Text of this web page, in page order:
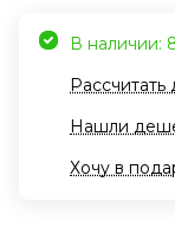
В наличии:
Рассчитать
Нашли
Хочу в